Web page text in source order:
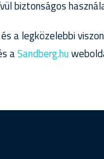
biztonságos
a legközelebbi
aSandberg.hu